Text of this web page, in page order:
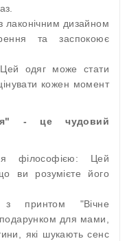
дизайном
та заспокоює
одяг може стати
кожен момент
- це чудовий
філософією: Цей
ви розумієте його
принтом "Вічне
для мами,
які шукають сенс